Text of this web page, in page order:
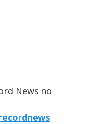
News no